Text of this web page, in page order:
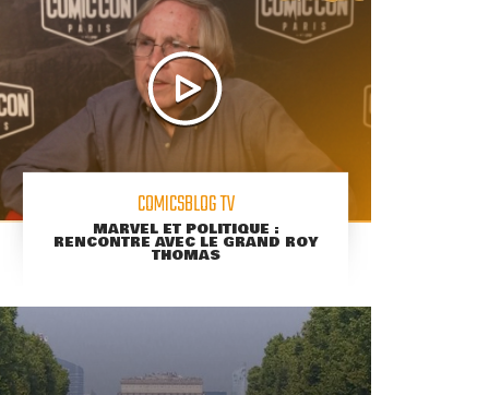
COMICSBLOG TV
MARVEL ET POLITIQUE :
RENCONTRE AVEC LE GRAND ROY
THOMAS